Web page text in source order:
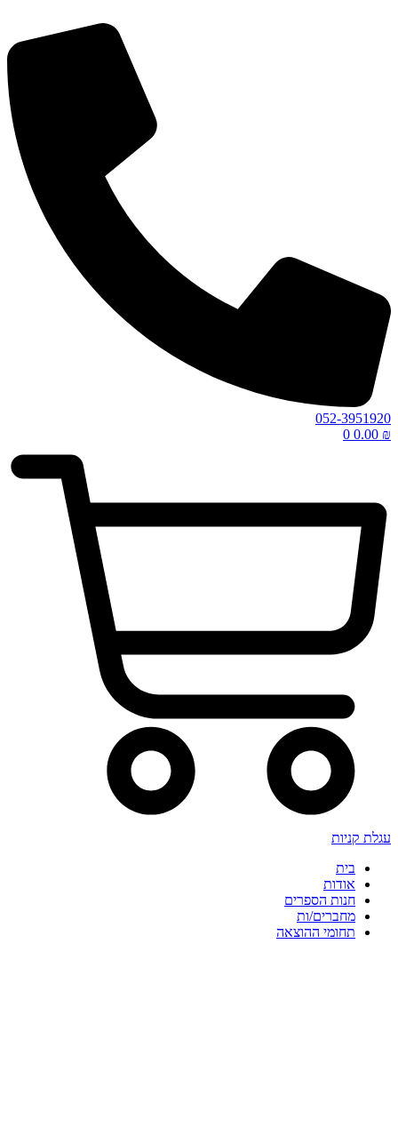
052-3951920
0.00 ₪
0
עגלת קניות
בית
אודות
חנות הספרים
מחברים/ות
תחומי ההוצאה